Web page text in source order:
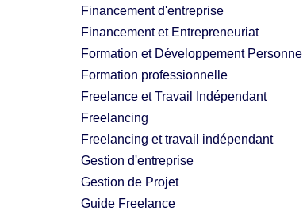
Financement d'entreprise
Financement et Entrepreneuriat
Formation et Développement Personnel
Formation professionnelle
Freelance et Travail Indépendant
Freelancing
Freelancing et travail indépendant
Gestion d'entreprise
Gestion de Projet
Guide Freelance